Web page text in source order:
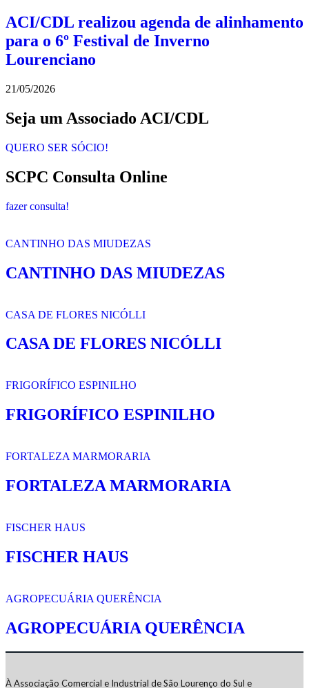
ACI/CDL realizou agenda de alinhamento
para o 6º Festival de Inverno
Lourenciano
21/05/2026
Seja um Associado ACI/CDL
QUERO SER SÓCIO!
SCPC Consulta Online
fazer consulta!
CANTINHO DAS MIUDEZAS
CANTINHO DAS MIUDEZAS
CASA DE FLORES NICÓLLI
CASA DE FLORES NICÓLLI
FRIGORÍFICO ESPINILHO
FRIGORÍFICO ESPINILHO
FORTALEZA MARMORARIA
FORTALEZA MARMORARIA
FISCHER HAUS
FISCHER HAUS
AGROPECUÁRIA QUERÊNCIA
AGROPECUÁRIA QUERÊNCIA
À Associação Comercial e Industrial de São Lourenço do Sul e